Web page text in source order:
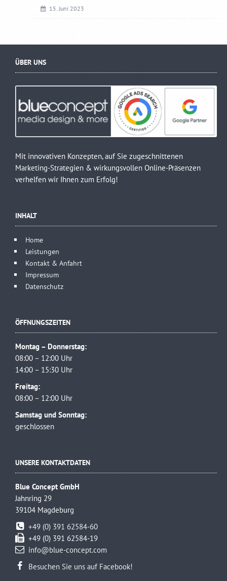
15. Juni 2023
ÜBER UNS
Mit innovativen Konzepten, auf Sie zugeschnittenen
Marketing-Strategien & wirkungsvollen Online-Präsenzen
verhelfen wir Ihnen zum Erfolg!
INHALT
Home
Leistungen
Kontakt & Anfahrt
Impressum
Datenschutz
ÖFFNUNGSZEITEN
Montag – Donnerstag:
08:00 – 12:00 Uhr
14:00 – 15:30 Uhr
Freitag:
08:00 – 12:00 Uhr
Samstag und Sonntag:
geschlossen
UNSERE KONTAKTDATEN
Blue Concept GmbH
Jahnring 29
39104 Magdeburg
+49 (0) 391 62584-60
+49 (0) 391 62584-19
info@blue-concept.com
Besuchen Sie uns auf Facebook!